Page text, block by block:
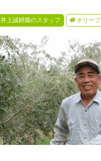
井上誠耕園のスタッフ オリーブ